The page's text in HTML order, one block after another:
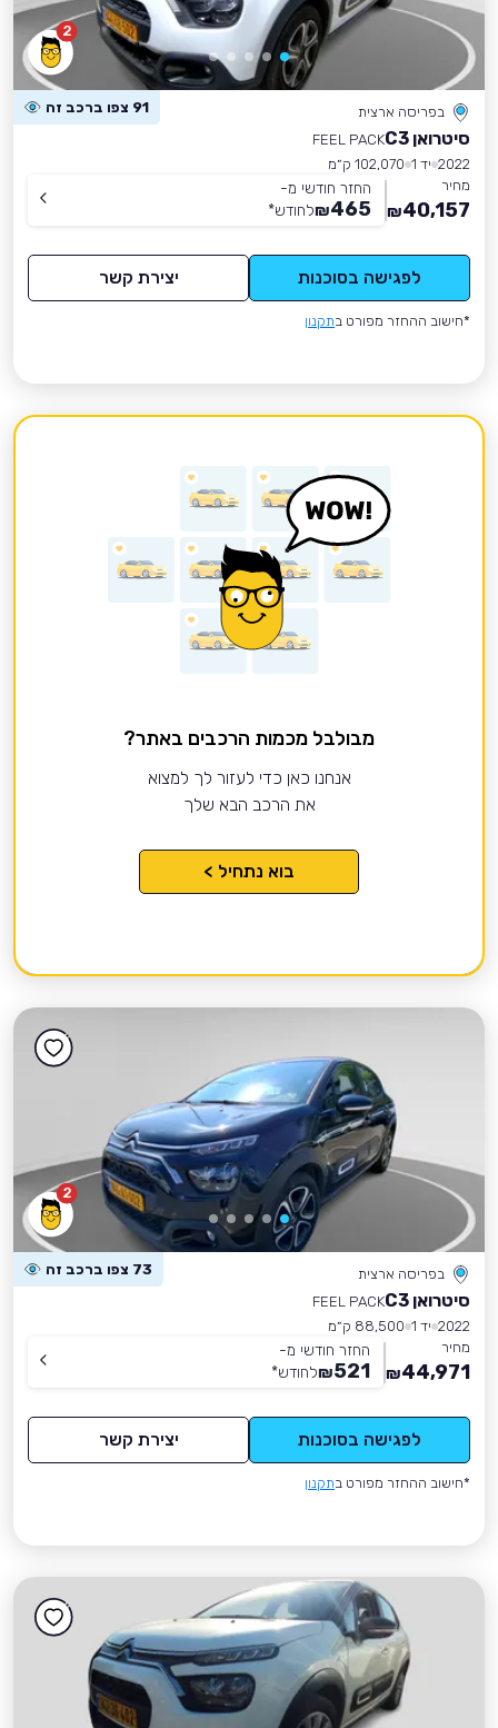
2
בפריסה ארצית 91 צפו ברכב זה
סיטרואן C3
FEEL PACK
2022 יד 1
102,070 ק״מ
מחיר
40,157
₪
החזר חודשי מ-
465
₪לחודש*
לפגישה בסוכנות יצירת קשר
*חישוב ההחזר מפורט בתקנון
מבולבל מכמות הרכבים באתר?
אנחנו כאן כדי לעזור לך למצוא
את הרכב הבא שלך
בוא נתחיל >
2
בפריסה ארצית 73 צפו ברכב זה
סיטרואן C3
FEEL PACK
2022 יד 1
88,500 ק״מ
מחיר
44,971
₪
החזר חודשי מ-
521
₪לחודש*
לפגישה בסוכנות יצירת קשר
*חישוב ההחזר מפורט בתקנון